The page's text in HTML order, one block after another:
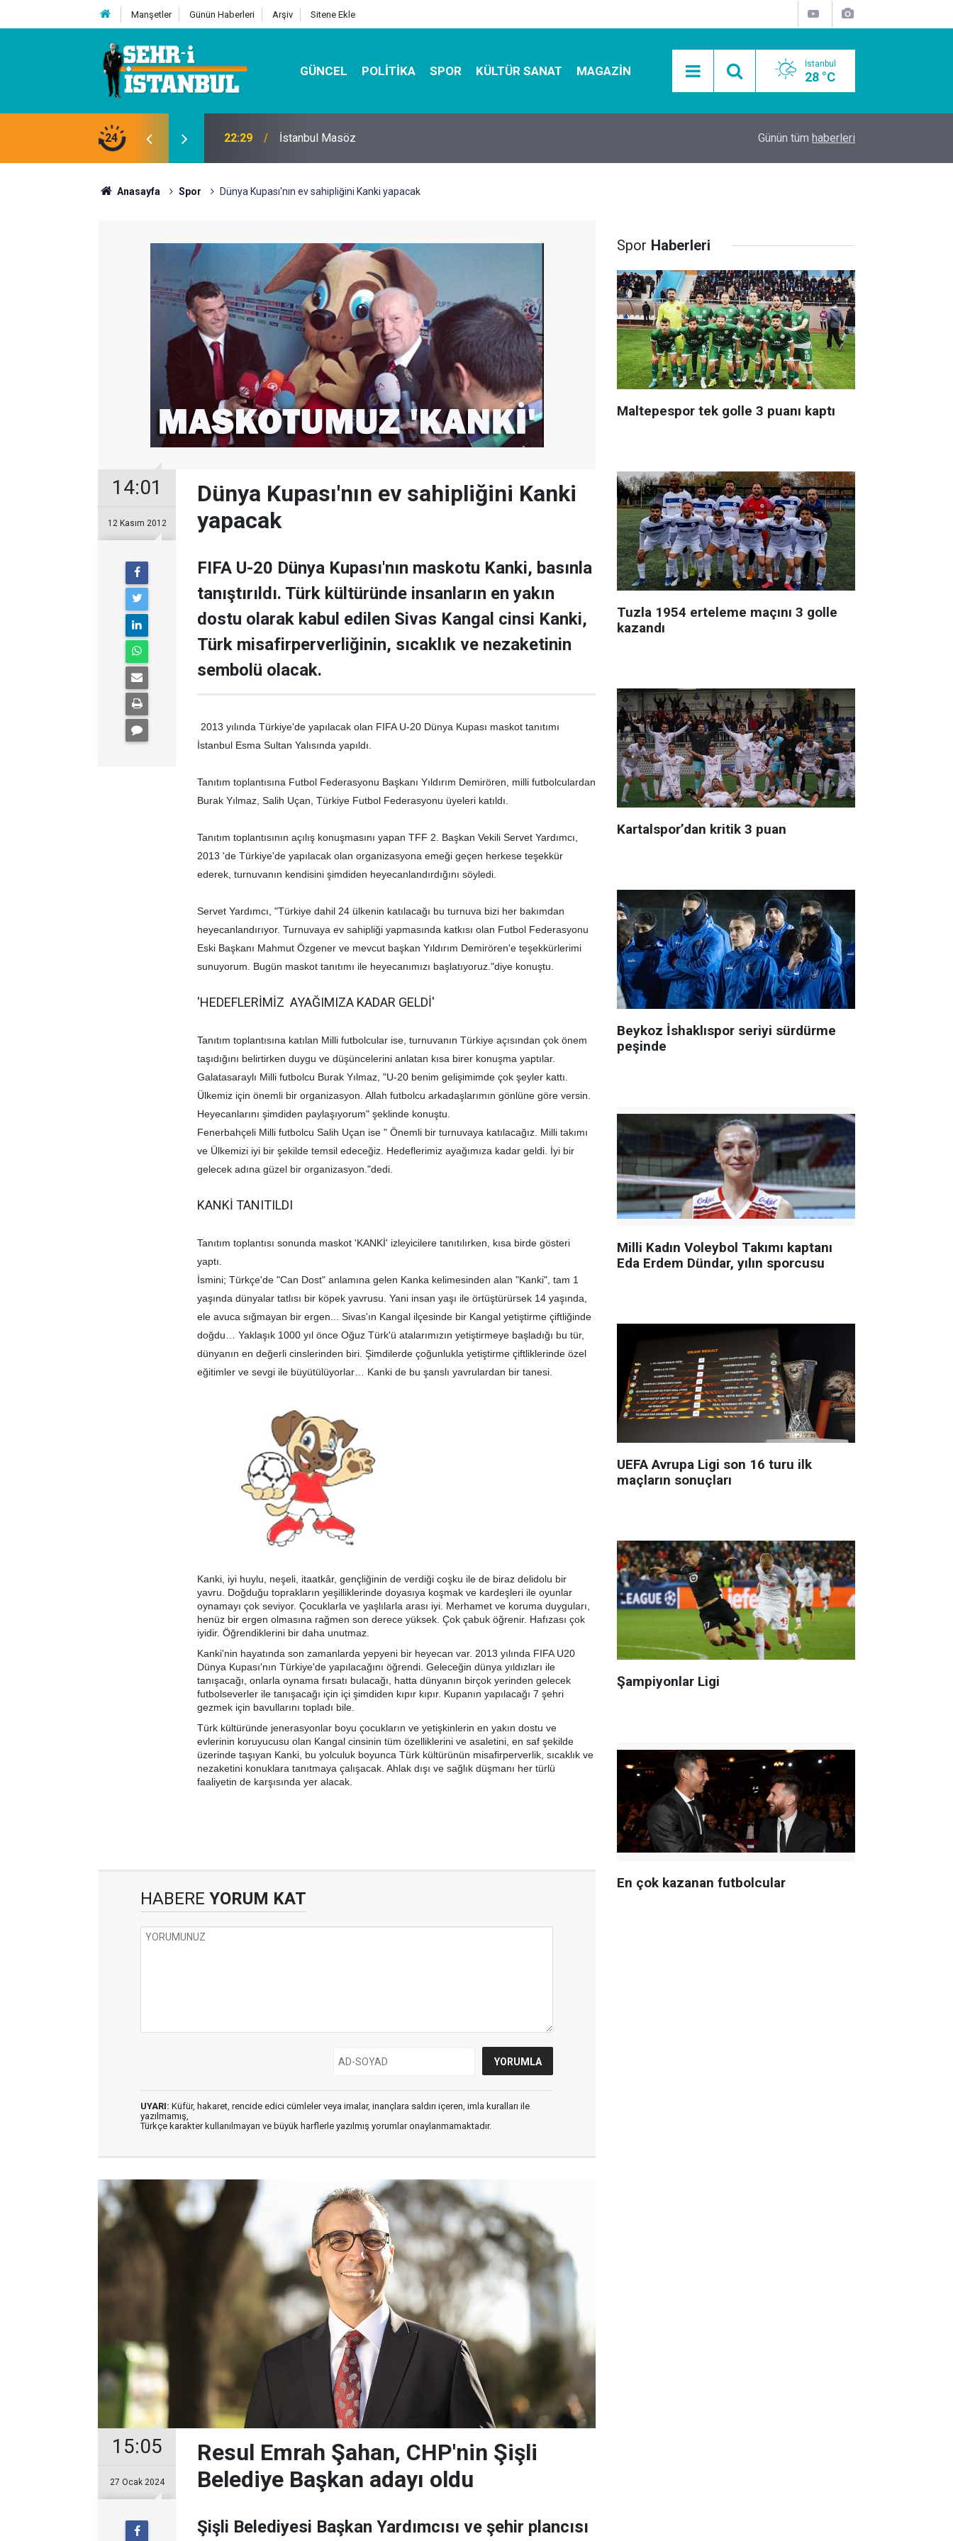
Manşetler Günün Haberleri Arşiv Sitene Ekle
GÜNCEL POLITIKA SPOR KÜLTÜR SANAT MAGAZIN İstanbul
28 °C
24 07:32 Kutu Sihirbazı ile Estetik, Dayanıklı ve Çevre Dostu Ambalaj Mobil Araçlarla Hayır Lokması Dağıtımının
Günün tüm haberleri
Anasayfa Spor Dünya Kupası'nın ev sahipliğini Kanki yapacak
14:01
12 Kasım 2012
Dünya Kupası'nın ev sahipliğini Kanki
yapacak
FIFA U-20 Dünya Kupası'nın maskotu Kanki, basınla
tanıştırıldı. Türk kültüründe insanların en yakın
dostu olarak kabul edilen Sivas Kangal cinsi Kanki,
Türk misafirperverliğinin, sıcaklık ve nezaketinin
sembolü olacak.
2013 yılında Türkiye'de yapılacak olan FIFA U-20 Dünya Kupası maskot tanıtımı
İstanbul Esma Sultan Yalısında yapıldı.
Tanıtım toplantısına Futbol Federasyonu Başkanı Yıldırım Demirören, milli futbolculardan
Burak Yılmaz, Salih Uçan, Türkiye Futbol Federasyonu üyeleri katıldı.
Tanıtım toplantısının açılış konuşmasını yapan TFF 2. Başkan Vekili Servet Yardımcı,
2013 'de Türkiye'de yapılacak olan organizasyona emeği geçen herkese teşekkür
ederek, turnuvanın kendisini şimdiden heyecanlandırdığını söyledi.
Servet Yardımcı, "Türkiye dahil 24 ülkenin katılacağı bu turnuva bizi her bakımdan
heyecanlandırıyor. Turnuvaya ev sahipliği yapmasında katkısı olan Futbol Federasyonu
Eski Başkanı Mahmut Özgener ve mevcut başkan Yıldırım Demirören'e teşekkürlerimi
sunuyorum. Bugün maskot tanıtımı ile heyecanımızı başlatıyoruz."diye konuştu.
'HEDEFLERİMİZ AYAĞIMIZA KADAR GELDİ'
Tanıtım toplantısına katılan Milli futbolcular ise, turnuvanın Türkiye açısından çok önem
taşıdığını belirtirken duygu ve düşüncelerini anlatan kısa birer konuşma yaptılar.
Galatasaraylı Milli futbolcu Burak Yılmaz, "U-20 benim gelişimimde çok şeyler kattı.
Ülkemiz için önemli bir organizasyon. Allah futbolcu arkadaşlarımın gönlüne göre versin.
Heyecanlarını şimdiden paylaşıyorum" şeklinde konuştu.
Fenerbahçeli Milli futbolcu Salih Uçan ise " Önemli bir turnuvaya katılacağız. Milli takımı
ve Ülkemizi iyi bir şekilde temsil edeceğiz. Hedeflerimiz ayağımıza kadar geldi. İyi bir
gelecek adına güzel bir organizasyon."dedi.
KANKİ TANITILDI
Tanıtım toplantısı sonunda maskot 'KANKİ' izleyicilere tanıtılırken, kısa birde gösteri
yaptı.
İsmini; Türkçe'de "Can Dost" anlamına gelen Kanka kelimesinden alan "Kanki", tam 1
yaşında dünyalar tatlısı bir köpek yavrusu. Yani insan yaşı ile örtüştürürsek 14 yaşında,
ele avuca sığmayan bir ergen... Sivas'ın Kangal ilçesinde bir Kangal yetiştirme çiftliğinde
doğdu … Yaklaşık 1000 yıl önce Oğuz Türk'ü atalarımızın yetiştirmeye başladığı bu tür,
dünyanın en değerli cinslerinden biri. Şimdilerde çoğunlukla yetiştirme çiftliklerinde özel
eğitimler ve sevgi ile büyütülüyorlar … Kanki de bu şanslı yavrulardan bir tanesi.
Kanki, iyi huylu, neşeli, itaatkâr, gençliğinin de verdiği coşku ile de biraz delidolu bir
yavru. Doğduğu toprakların yeşilliklerinde doyasıya koşmak ve kardeşleri ile oyunlar
oynamayı çok seviyor. Çocuklarla ve yaşlılarla arası iyi. Merhamet ve koruma duyguları,
henüz bir ergen olmasına rağmen son derece yüksek. Çok çabuk öğrenir. Hafızası çok
iyidir. Öğrendiklerini bir daha unutmaz.
Kanki'nin hayatında son zamanlarda yepyeni bir heyecan var. 2013 yılında FIFA U20
Dünya Kupası'nın Türkiye'de yapılacağını öğrendi. Geleceğin dünya yıldızları ile
tanışacağı, onlarla oynama fırsatı bulacağı, hatta dünyanın birçok yerinden gelecek
futbolseverler ile tanışacağı için içi şimdiden kıpır kıpır. Kupanın yapılacağı 7 şehri
gezmek için bavullarını topladı bile.
Türk kültüründe jenerasyonlar boyu çocukların ve yetişkinlerin en yakın dostu ve
evlerinin koruyucusu olan Kangal cinsinin tüm özelliklerini ve asaletini, en saf şekilde
üzerinde taşıyan Kanki, bu yolculuk boyunca Türk kültürünün misafirperverlik, sıcaklık ve
nezaketini konuklara tanıtmaya çalışacak. Ahlak dışı ve sağlık düşmanı her türlü
faaliyetin de karşısında yer alacak.
HABERE YORUM KAT
UYARI: Küfür, hakaret, rencide edici cümleler veya imalar, inançlara saldırı içeren, imla kuralları ile
yazılmamış,
Türkçe karakter kullanılmayan ve büyük harflerle yazılmış yorumlar onaylanmamaktadır.
15:05
27 Ocak 2024
Resul Emrah Şahan, CHP'nin Şişli
Belediye Başkan adayı oldu
Şişli Belediyesi Başkan Yardımcısı ve şehir plancısı
Spor Haberleri
Maltepespor tek golle 3 puanı kaptı
Tuzla 1954 erteleme maçını 3 golle
kazandı
Kartalspor’dan kritik 3 puan
Beykoz İshaklıspor seriyi sürdürme
peşinde
Milli Kadın Voleybol Takımı kaptanı
Eda Erdem Dündar, yılın sporcusu
UEFA Avrupa Ligi son 16 turu ilk
maçların sonuçları
Şampiyonlar Ligi
En çok kazanan futbolcular